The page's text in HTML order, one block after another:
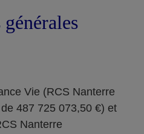
Vie (RCS Nanterre
487 725 073,50 €) et
Nanterre